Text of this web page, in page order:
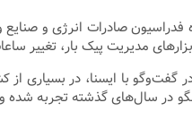
صادرات انرژی و صنایع
مدیریت پیک بار، تغییر
گفت‌وگو با ایسنا، در بسیاری
در سال‌های گذشته تجربه شده